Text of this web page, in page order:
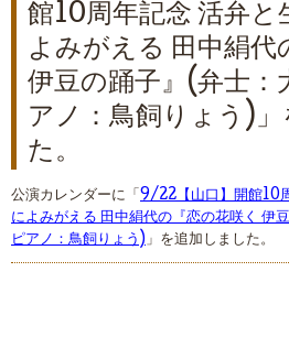
館10周年記念 活弁と
よみがえる 田中絹代
伊豆の踊子』(弁士：
アノ：鳥飼りょう)」
た。
公演カレンダーに「 9/22【山口】開館10
によみがえる 田中絹代の『恋の花咲く 伊
ピアノ：鳥飼りょう)」を追加しました。